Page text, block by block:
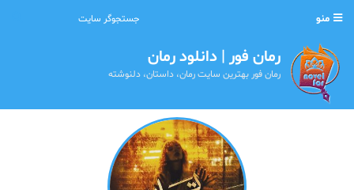
منو
رمان فور | دانلود رمان
رمان فور بهترین سایت رمان، داستان، دلنوشته